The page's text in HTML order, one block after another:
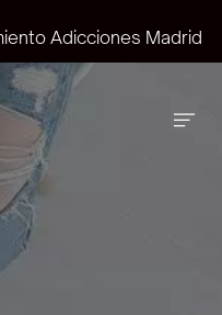
Adicciones Madrid